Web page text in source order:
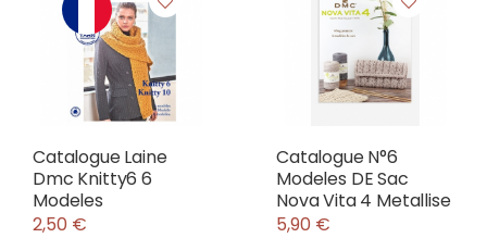
Catalogue Laine
Dmc Knitty6 6
Modeles
2,50 €
Catalogue N°6
Modeles DE Sac
Nova Vita 4 Metallise
5,90 €